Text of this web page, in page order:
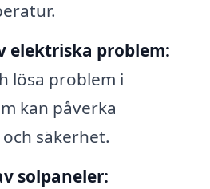
elektriska problem:
lösa problem i
kan påverka
säkerhet.
solpaneler: